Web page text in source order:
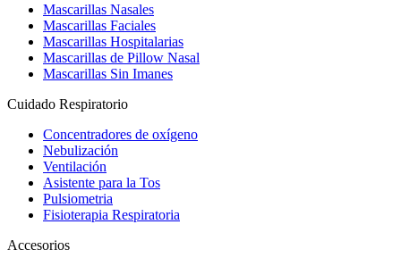
Mascarillas Nasales
Mascarillas Faciales
Mascarillas Hospitalarias
Mascarillas de Pillow Nasal
Mascarillas Sin Imanes
Cuidado Respiratorio
Concentradores de oxígeno
Nebulización
Ventilación
Asistente para la Tos
Pulsiometria
Fisioterapia Respiratoria
Accesorios